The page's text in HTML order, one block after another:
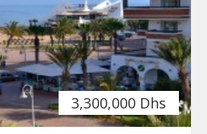
3,300,000 Dhs